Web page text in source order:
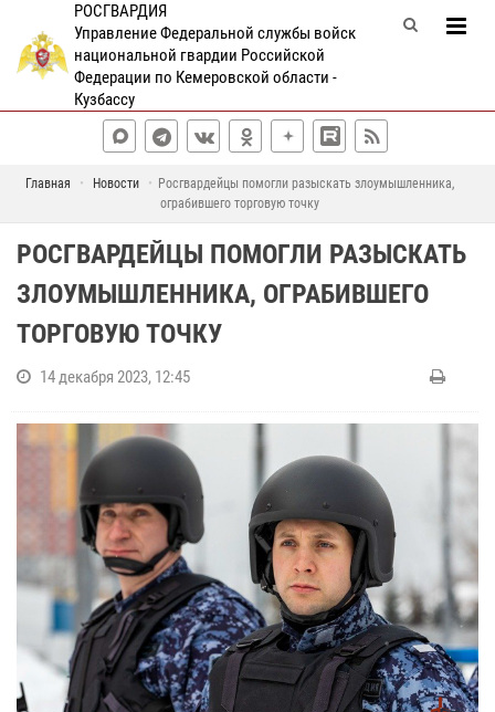
РОСГВАРДИЯ
Управление Федеральной службы войск
национальной гвардии Российской
Федерации по Кемеровской области -
Кузбассу
Главная Новости
Росгвардейцы помогли разыскать злоумышленника,
ограбившего торговую точку
РОСГВАРДЕЙЦЫ ПОМОГЛИ РАЗЫСКАТЬ
ЗЛОУМЫШЛЕННИКА, ОГРАБИВШЕГО
ТОРГОВУЮ ТОЧКУ
14 декабря 2023, 12:45